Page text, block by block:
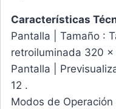
Características
Pantalla | Tamaño :
retroiluminada 320
Pantalla |
12 .
Modos de Operación